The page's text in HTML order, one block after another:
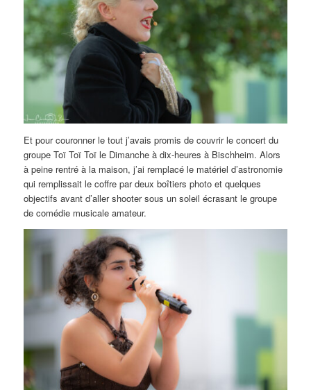
Et pour couronner le tout j’avais promis de couvrir le concert du
groupe Toï Toï Toï le Dimanche à dix-heures à Bischheim. Alors
à peine rentré à la maison, j’ai remplacé le matériel d’astronomie
qui remplissait le coffre par deux boîtiers photo et quelques
objectifs avant d’aller shooter sous un soleil écrasant le groupe
de comédie musicale amateur.